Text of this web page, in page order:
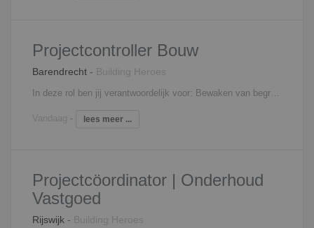
Projectcontroller Bouw
Barendrecht - Building Heroes
In deze rol ben jij verantwoordelijk voor: Bewaken van begrotingen en financiële risico’s van projecten; Verwerken en controleren van meer- en minderwerk; Controleren van (termijn) facturatie en inkoop-/verkoopboekingen; Opstellen van overzichtelijke rapportages en analyses voor projectteams; Bijdragen aan het verder professionaliseren van processen binnen de afdeling.
Vandaag - lees meer ...
Projectcöordinator | Onderhoud
Vastgoed
Rijswijk - Building Heroes